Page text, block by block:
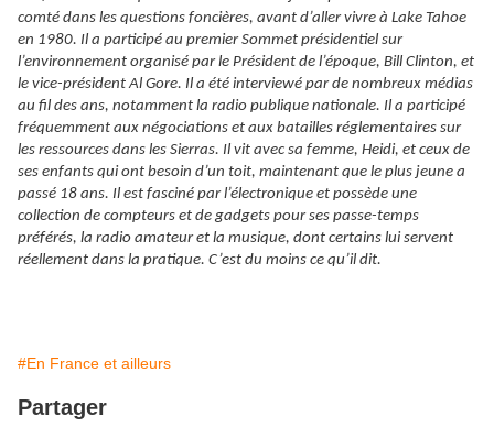
comté dans les questions foncières, avant d’aller vivre à Lake Tahoe
en 1980. Il a participé au premier Sommet présidentiel sur
l’environnement organisé par le Président de l’époque, Bill Clinton, et
le vice-président Al Gore. Il a été interviewé par de nombreux médias
au fil des ans, notamment la radio publique nationale. Il a participé
fréquemment aux négociations et aux batailles réglementaires sur
les ressources dans les Sierras. Il vit avec sa femme, Heidi, et ceux de
ses enfants qui ont besoin d’un toit, maintenant que le plus jeune a
passé 18 ans. Il est fasciné par l’électronique et possède une
collection de compteurs et de gadgets pour ses passe-temps
préférés, la radio amateur et la musique, dont certains lui servent
réellement dans la pratique. C’est du moins ce qu’il dit.
#En France et ailleurs
Partager